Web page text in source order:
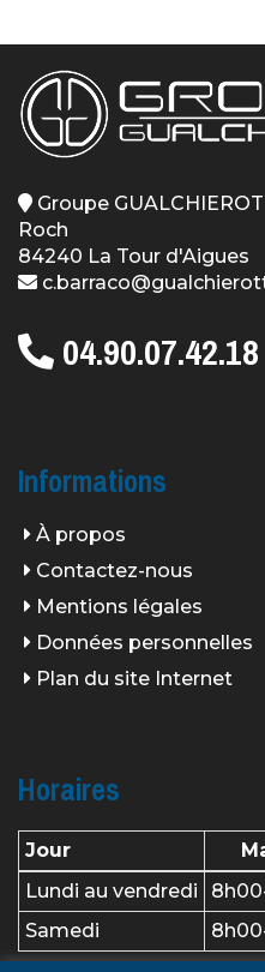
Groupe
Roch
84240 La Tour d'Aigues
04.90.07.42.18
Informations
À propos
Contactez-nous
Mentions légales
Données personnelles
Plan du site Internet
Horaires
Jour
Lundi au vendredi
Samedi